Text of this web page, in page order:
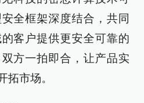
全框架深度结合，共同
客户提供更安全可靠的
方一拍即合，让产品实
拓市场。